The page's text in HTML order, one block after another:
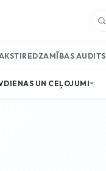
REDZAMĪBAS AUDITS
UN CEĻOJUMI